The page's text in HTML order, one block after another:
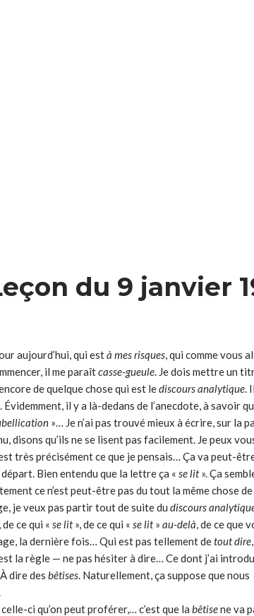
du 9 janvier
aujourd’hui, qui està mes risques, qui comme vous
il me paraîtcasse-gueule. Je dois mettre un
de quelque chose qui est lediscours analytique.
il y a là-dedans de l’anecdote, à savoir
»… Je n’ai pas trouvé mieux à écrire, sur la
disons qu’ils ne se lisent pas facilement. Je peux
très précisément ce que je pensais… Ça va peut-
départ. Bien entendu que la lettre ça « se lit». Ça
ce n’est peut-être pas du tout la même chose de
je veux pas partir tout de suite du discours
ce qui « se lit», de ce qui « se lit» au-delà, de ce que
la dernière fois… Qui est pas tellement detout dire
la règle — ne pas hésiter à dire… Ce dont j’ai
dire des bêtises. Naturellement, ça suppose que nous
ci qu’on peut proférer,… c’est que la bêtisene va